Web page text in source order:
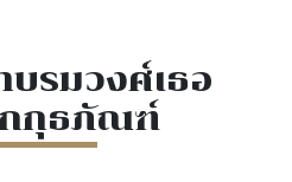
บรมวงศ์เธอ
กกุธภัณฑ์